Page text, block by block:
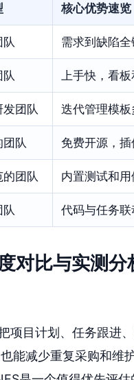
核心优势速览
需求到缺陷
上手快，看
团队 迭代管理模
队 免费开源，
团队 内置测试和
代码与任务
对比与实测分
项目计划、任务跟进
能减少重复采购和维